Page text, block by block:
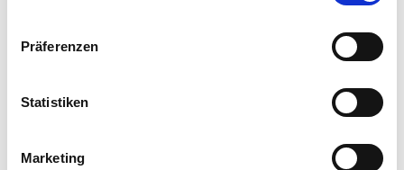
Präferenzen
Statistiken
Marketing
gewinnen:
Adventszeit und viel Glück beim